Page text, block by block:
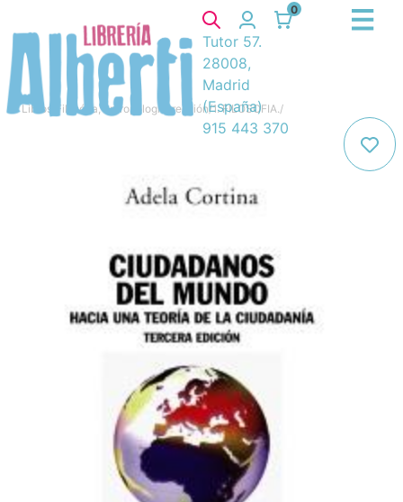
0
Tutor 57.
28008,
Madrid
(España)
915 443 370
Libros Filosófía, antropología, religión/1. FILOSOFIA./